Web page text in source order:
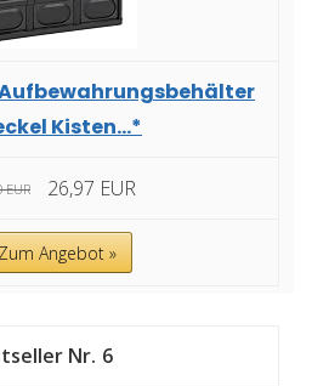
Kisten...*
EUR 26,97 EUR
Angebot »
6